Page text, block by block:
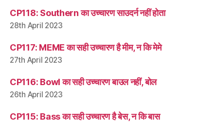
CP118: Southern का उच्चारण साउदर्न नहीं होता
28th April 2023
CP117: MEME का सही उच्चारण है मीम, न कि मेमे
27th April 2023
CP116: Bowl का सही उच्चारण बाउल नहीं, बोल
26th April 2023
CP115: Bass का सही उच्चारण है बेस, न कि बास